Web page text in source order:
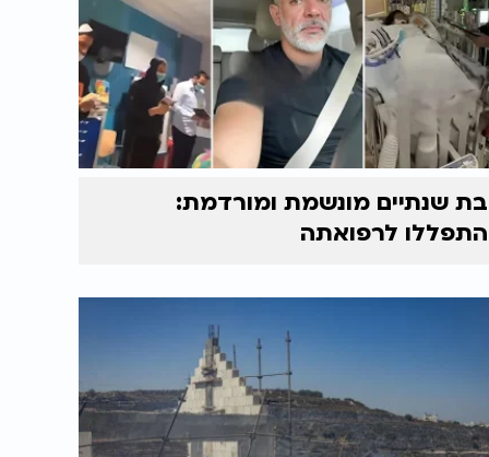
בת שנתיים מונשמת ומורדמת:
התפללו לרפואתה